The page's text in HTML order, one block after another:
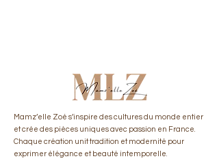
​Mamz’elle Zoé s’inspire des cultures du monde entier
et crée des pièces uniques avec passion en France.
Chaque création unit tradition et modernité pour
exprimer élégance et beauté intemporelle.